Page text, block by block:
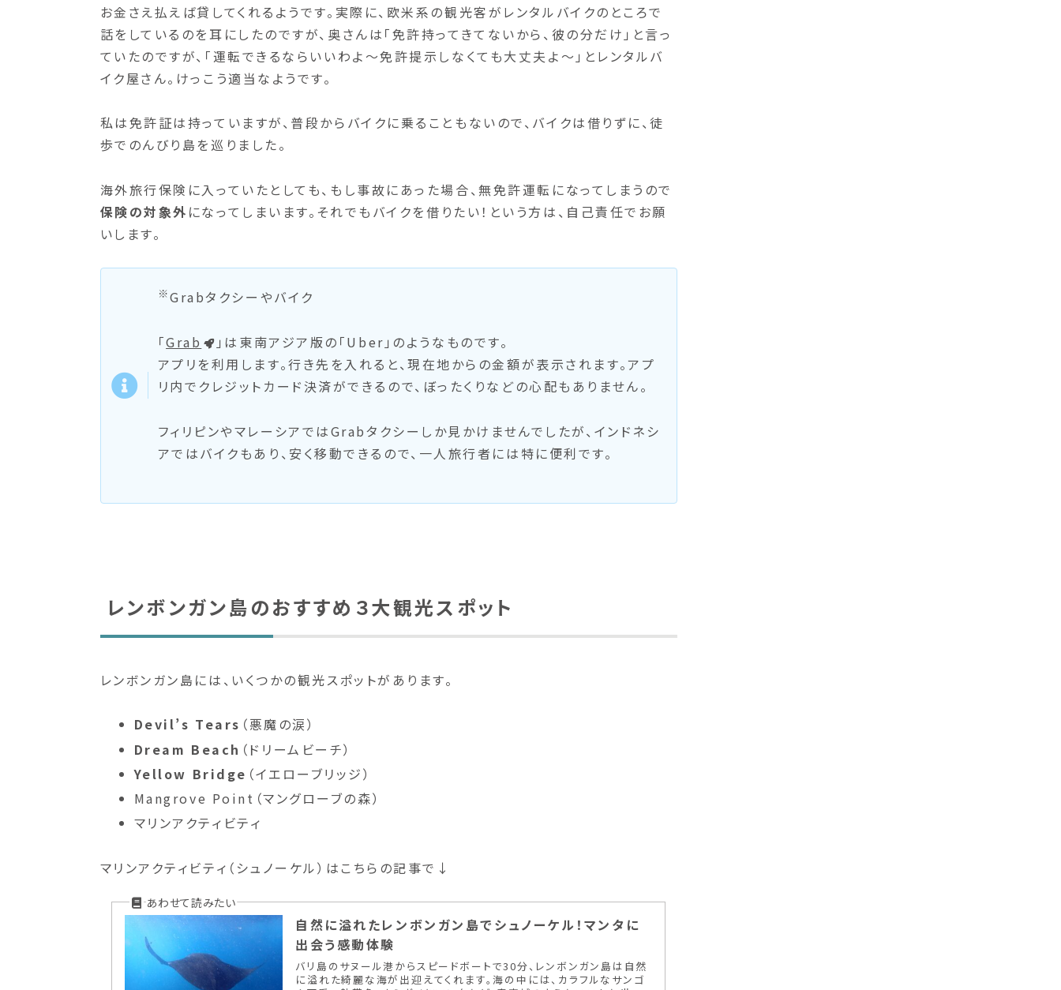
お金さえ払えば貸してくれるようです。実際に、欧米系の観光客がレンタルバイクのところで
話をしているのを耳にしたのですが、奥さんは「免許持ってきてないから、彼の分だけ」と言っ
ていたのですが、「運転できるならいいわよ〜免許提示しなくても大丈夫よ〜」とレンタルバ
イク屋さん。けっこう適当なようです。
私は免許証は持っていますが、普段からバイクに乗ることもないので、バイクは借りずに、徒
歩でのんびり島を巡りました。
海外旅行保険に入っていたとしても、もし事故にあった場合、無免許運転になってしまうので
保険の対象外 になってしまいます。それでもバイクを借りたい！という方は、自己責任でお願
いします。
※Grabタクシーやバイク
「Grab
」は東南アジア版の「Uber」のようなものです。
アプリを利用します。行き先を入れると、現在地からの金額が表示されます。アプ
リ内でクレジットカード決済ができるので、ぼったくりなどの心配もありません。
フィリピンやマレーシアではGrabタクシーしか見かけませんでしたが、インドネシ
アではバイクもあり、安く移動できるので、一人旅行者には特に便利です。
レンボンガン島のおすすめ３大観光スポット
レンボンガン島には、いくつかの観光スポットがあります。
Devil’s Tears （悪魔の涙）
Dream Beach （ドリームビーチ）
Yellow Bridge （イエローブリッジ）
Mangrove Point（マングローブの森）
マリンアクティビティ
マリンアクティビティ（シュノーケル）はこちらの記事で↓
自然に溢れたレンボンガン島でシュノーケル！マンタに
出会う感動体験
バリ島のサヌール港からスピードボートで30分、レンボンガン島は自然
に溢れた綺麗な海が出迎えてくれます。海の中には、カラフルなサンゴ